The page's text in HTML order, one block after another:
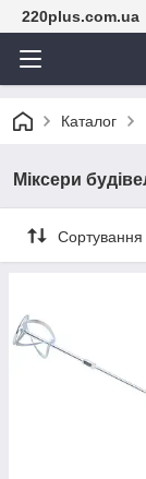
220plus.com.ua
Каталог
Міксери
Сортування